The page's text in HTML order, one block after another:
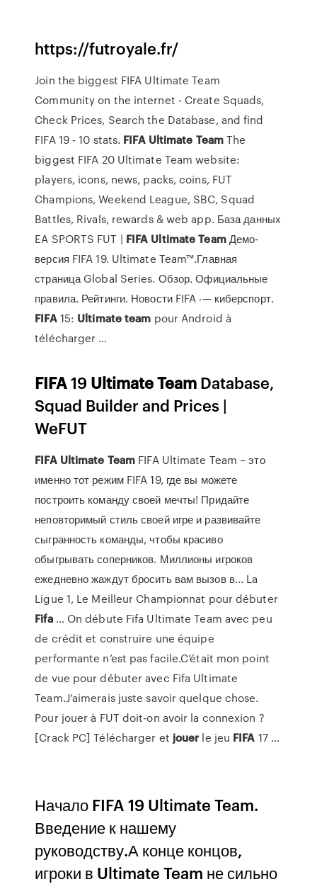
https://futroyale.fr/
Join the biggest FIFA Ultimate Team
Community on the internet - Create Squads,
Check Prices, Search the Database, and find
FIFA 19 - 10 stats. FIFA Ultimate TeamThe
biggest FIFA 20 Ultimate Team website:
players, icons, news, packs, coins, FUT
Champions, Weekend League, SBC, Squad
Battles, Rivals, rewards & web app. База данных
EA SPORTS FUT | FIFA Ultimate TeamДемо-
версия FIFA 19. Ultimate Team™.Главная
страница Global Series. Обзор. Официальные
правила. Рейтинги. Новости FIFA ‧— киберспорт.
FIFA15: Ultimateteam pour Android à
télécharger …
FIFA19 UltimateTeam Database,
Squad Builder and Prices |
WeFUT
FIFA Ultimate Team FIFA Ultimate Team – это
именно тот режим FIFA 19, где вы можете
построить команду своей мечты! Придайте
неповторимый стиль своей игре и развивайте
сыгранность команды, чтобы красиво
обыгрывать соперников. Миллионы игроков
ежедневно жаждут бросить вам вызов в... La
Ligue 1, Le Meilleur Championnat pour débuter
Fifa… On débute Fifa Ultimate Team avec peu
de crédit et construire une équipe
performante n’est pas facile.C’était mon point
de vue pour débuter avec Fifa Ultimate
Team.J’aimerais juste savoir quelque chose.
Pour jouer à FUT doit-on avoir la connexion ?
[Crack PC] Télécharger et jouer le jeu FIFA 17 …
Начало FIFA 19 Ultimate Team.
Введение к нашему
руководству.А конце концов,
игроки в Ultimate Team не сильно